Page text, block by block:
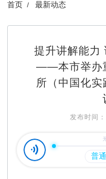
首页 最新动态
提升讲解能力
——本市举办
所（中国化
发布时间